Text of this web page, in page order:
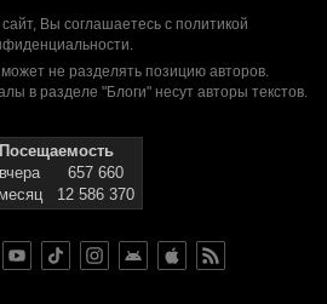
Вы соглашаетесь с политикой
.
не разделять позицию авторов.
в разделе "Блоги" несут авторы текстов.
Посещаемость
657 660
12 586 370